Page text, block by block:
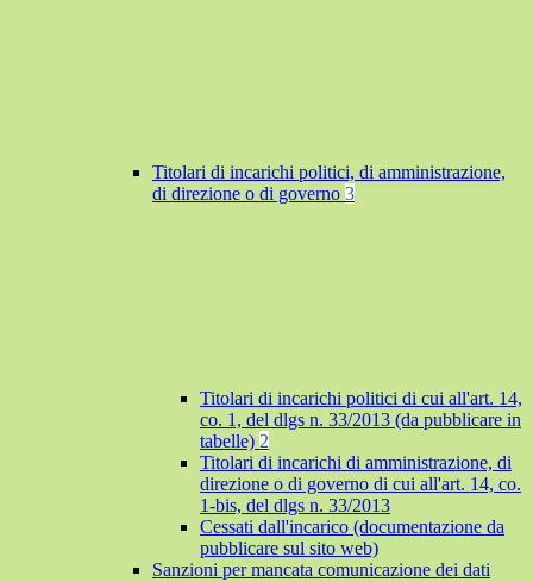
Titolari di incarichi politici, di amministrazione,
di direzione o di governo 3
Titolari di incarichi politici di cui all'art. 14,
co. 1, del dlgs n. 33/2013 (da pubblicare in
tabelle) 2
Titolari di incarichi di amministrazione, di
direzione o di governo di cui all'art. 14, co.
1-bis, del dlgs n. 33/2013
Cessati dall'incarico (documentazione da
pubblicare sul sito web)
Sanzioni per mancata comunicazione dei dati